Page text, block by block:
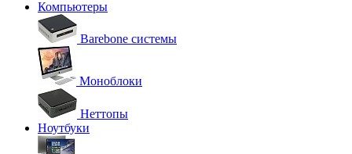
Компьютеры
Barebone системы
Моноблоки
Неттопы
Ноутбуки